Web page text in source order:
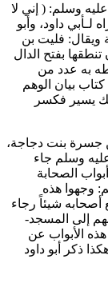
عليه وسلم: ( إني لا
لـأبي داود، و أبو
ويقال: فليت بن
تنطقها بفتح الدال
به عدد من
بيان الوهم
يسير فكسر
جسرة بنت دجاجة،
وسلم جاء
الصحابة
وجهوا هذه
شيئاً رجاء
إلى المسجد-
الأبواب عن
ذكر
أبو داود